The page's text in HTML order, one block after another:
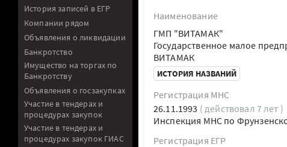
История записей в ЕГР
Компании рядом
Объявления о ликвидации
Банкротство
Имущество на торгах по
Банкротству
Объявления о госзакупках
Участие в тендерах и
процедурах закупок
Участие в тендерах и
процедурах закупок ГИАС
Наименование
ГМП "ВИТАМАК"
Государственное малое
ВИТАМАК
ИСТОРИЯ НАЗВАНИЙ
Регистрация МНС
26.11.1993 ( действовал 7 лет )
Инспекция МНС по
Регистрация ЕГР